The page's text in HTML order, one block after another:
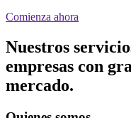
Comienza ahora
Nuestros
empresas con
mercado.